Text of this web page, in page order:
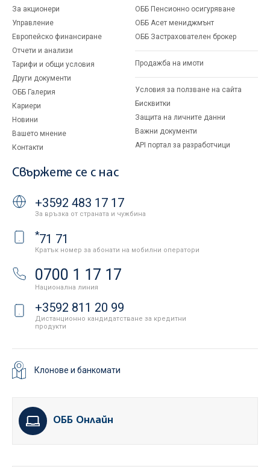
За акционери
Управление
Европейско финансиране
Отчети и анализи
Тарифи и общи условия
Други документи
ОББ Галерия
Кариери
Новини
Вашето мнение
Контакти
ОББ Пенсионно осигуряване
ОББ Асет мениджмънт
ОББ Застрахователен брокер
Продажба на имоти
Условия за ползване на сайта
Бисквитки
Защита на личните данни
Важни документи
API портал за разработчици
Свържете се с нас
+3592 483 17 17
За връзка от страната и чужбина
*71 71
Кратък номер за абонати на мобилни оператори
0700 1 17 17
Национална линия
+3592 811 20 99
Дистанционно кандидатстване за кредитни
продукти
Клонове и банкомати
ОББ Онлайн